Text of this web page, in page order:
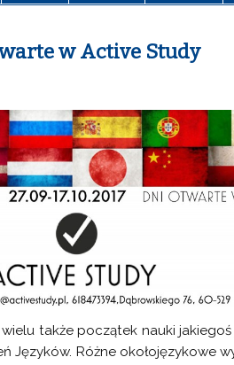
w Active Study
także początek nauki jakiegoś
Języków. Różne okołojęzykowe